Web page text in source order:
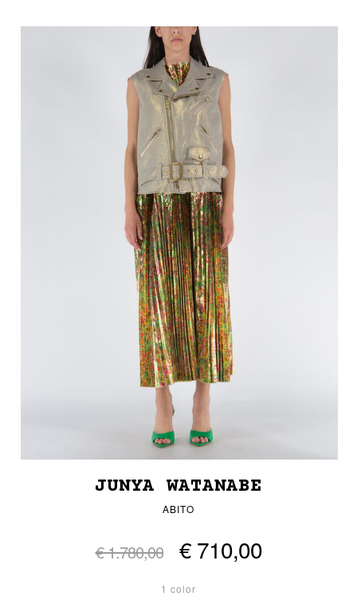
JUNYA WATANABE
ABITO
€ 1.780,00 € 710,00
1 color